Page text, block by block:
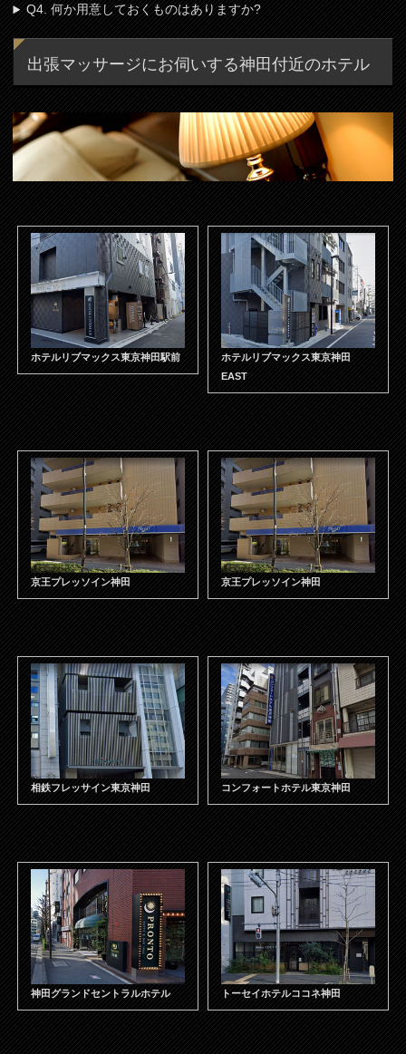
Q4. 何か用意しておくものはありますか?
出張マッサージにお伺いする神田付近のホテル
ホテルリブマックス東京神田駅前
ホテルリブマックス東京神田
EAST
京王プレッソイン神田 京王プレッソイン神田
相鉄フレッサイン東京神田 コンフォートホテル東京神田
神田グランドセントラルホテル トーセイホテルココネ神田